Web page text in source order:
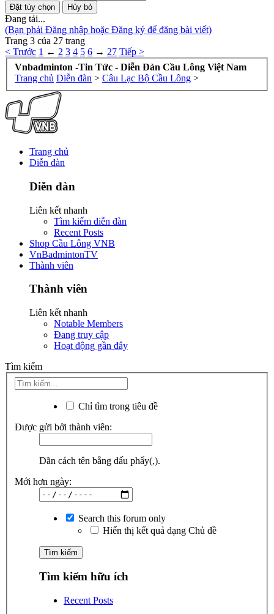
Đang tải...
(Bạn phải Đăng nhập hoặc Đăng ký để đăng bài viết)
Trang 3 của 27 trang
< Trước 1 ← 2 3 4 5 6 → 27 Tiếp >
Vnbadminton -Tin Tức - Diễn Đàn Cầu Lông Việt Nam
Trang chủ Diễn đàn > Câu Lạc Bộ Cầu Lông >
Trang chủ
Diễn đàn
Diễn đàn
Liên kết nhanh
Tìm kiếm diễn đàn
Recent Posts
Shop Cầu Lông VNB
VnBadmintonTV
Thành viên
Thành viên
Liên kết nhanh
Notable Members
Đang truy cập
Hoạt động gần đây
Tìm kiếm
Chỉ tìm trong tiêu đề
Được gửi bởi thành viên:
Dãn cách tên bằng dấu phẩy(,).
Mới hơn ngày:
Search this forum only
Hiển thị kết quả dạng Chủ đề
Tìm kiếm hữu ích
Recent Posts